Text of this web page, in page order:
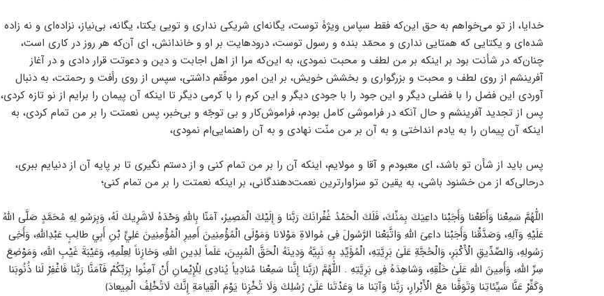
خدایا، از تو می‌خواهم به حق این‌که فقط سپاس ویژۀ توست، یگانه‌ای شریکی نداری و تویی یکتا، یگانه، بی‌نیاز، نزاده‌ای و نه زاده
شده‌ای و یکتایی که همتایی نداری و محمّد بنده و رسول توست، درودهایت بر او و خاندانش، ای آن‌که هر روز در کاری است،
چنان‌که در شأنت بود بر این‎که بر من لطف و محبت نمودی، به این‌که مرا از اهل اجابت و دین و دعوتت قرار دادی و در آغاز
آفرینشم از روی لطف و محبت و بزرگواری و بخشش خویش، بر این امور موفّقم داشتی، سپس از روی رأفت و رحمتت، به دنبال
آوردی این فضل را با فضلی دیگر و این جود را با جودی دیگر و این کرم را با کرمی دیگر تا اینکه آن پیمان را برایم از نو تازه کردی،
پس از تجدید آفرینشم و حال آنکه در فراموشی کامل بودم، فراموش‌کار و بی توجّه و بی‌خبر، پس نعمتت را بر من تمام کردی، به
اینکه آن پیمان را به یادم انداختی و به آن بر من منّت نهادی و به آن راهنمایی‌ام نمودی،
پس باید از شأن تو باشد، ای معبودم و آقا و مولایم، اینکه آن را بر من تمام کنی و از دستم نگیری تا بر پایه آن از دنیایم ببری،
درحالی‌که از من خشنود باشی، به یقین تو سزاوارترین نعمت‌دهندگانی، بر اینکه نعمتت را بر من تمام کنی؛
اللّٰهُمَّ سَمِعْنا وَأَطَعْنا وَأَجَبْنا داعِيَكَ بِمَنِّكَ، فَلَكَ الْحَمْدُ غُفْرانَكَ رَبَّنا وَ إِلَيْكَ الْمَصِيرُ، آمَنّا بِاللّٰهِ وَحْدَهُ لَاشَرِيكَ لَهُ، وَبِرَسُو لِهِ مُحَمَّدٍ صَلَّى اللّٰهُ
عَلَيْهِ وَآلِهِ، وَصَدَّقْنا وَأَجَبْنا داعِىَ اللّٰهِ وَاتَّبَعْنا الرَّسُولَ فِى مُوالاةِ مَوْلانا وَمَوْلَى الْمُؤْمِنِينَ أَمِيرِ الْمُؤْمِنِينَ عَلِيِّ بْنِ أَبِي طالِبٍ عَبْدِاللّهِ، وَأَخِى
رَسُولِهِ، وَالصِّدِّيقِ الْأَكْبَرِ، وَالْحُجَّةِ عَلَىٰ بَرِيَّتِهِ، الْمُؤَيِّدِ بِهِ نَبِيَّهُ وَدِينَهُ الْحَقَّ الْمُبِينَ، عَلَماً لِدِينِ اللّٰهِ، وَخازِناً لِعِلْمِهِ، وَعَيْبَةَ غَيْبِ اللّٰهِ، وَمَوْضِعَ
سِرِّ اللّٰهِ، وَأَمِينَ اللّٰهِ عَلَىٰ خَلْقِهِ، وَشاهِدَهُ فِى بَرِيَّتِهِ . اللّٰهُمَّ ﴿رَبَّنا إِنَّنا سَمِعْنا مُنادِياً يُنادِى لِلْإِيْمانِ أَنْ آمِنُوا بِرَبِّكُمْ فَآمَنَّا رَبَّنا فَاغْفِرْ لَنا ذُنُوبَنا
وَكَفِّرْ عَنَّا سَيِّئاتِنا وَتَوَفَّنا مَعَ الْأَبْرارِ، رَبَّنا وَآتِنا مَا وَعَدْتَنا عَلَىٰ رُسُلِكَ وَلَا تُخْزِنا يَوْمَ الْقِيامَةِ إِنَّكَ لَاتُخْلِفُ الْمِيعادَ﴾